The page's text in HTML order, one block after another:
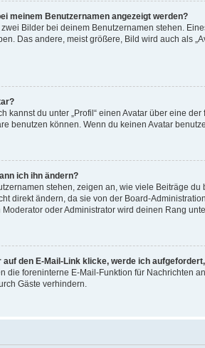
meinem Benutzernamen angezeigt werden?
Bilder bei deinem Benutzernamen stehen.
Das andere, meist größere, Bild wird auch als
kannst du unter „Profil“ einen Avatar über eine
benutzen können. Wenn du keinen Avatar
ich ihn ändern?
stehen, zeigen an, wie viele Beiträge
direkt ändern, da sie von der Board-
oder Administrator wird deinen Rang
auf den E-Mail-Link klicke, werde ich
die foreninterne E-Mail-Funktion für Nachrichten
Gäste verhindern.